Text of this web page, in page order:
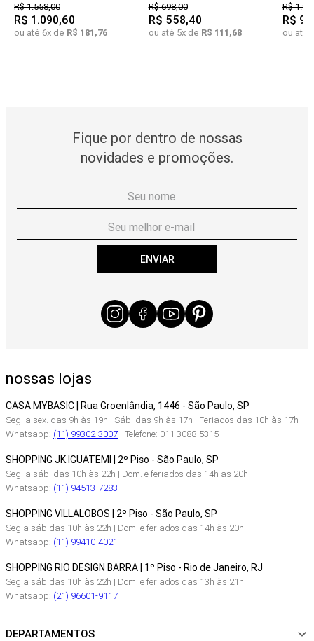
R$1.558,00
R$ 1 .090,60
ou até 6x de R$ 181,76
R$698,00
R$ 558,40
ou até 5x de R$ 111,68
R$1.
R$
ou até
Fique por dentro de nossas
novidades e promoções.
ENVIAR
nossas lojas
CASA MYBASIC | Rua Groenlândia, 1446 - São Paulo, SP
Seg. a sex. das 9h às 19h | Sáb. das 9h às 17h | Feriados das 10h às 17h
Whatsapp: (11) 99302-3007- Telefone: 011 3088-5315
SHOPPING JK IGUATEMI | 2º Piso - São Paulo, SP
Seg. a sáb. das 10h às 22h | Dom. e feriados das 14h as 20h
Whatsapp: (11) 94513-7283
SHOPPING VILLALOBOS | 2º Piso - São Paulo, SP
Seg a sáb das 10h às 22h | Dom. e feriados das 14h às 20h
Whatsapp: (11) 99410-4021
SHOPPING RIO DESIGN BARRA | 1º Piso - Rio de Janeiro, RJ
Seg a sáb das 10h às 22h | Dom. e feriados das 13h às 21h
Whatsapp: (21) 96601-9117
DEPARTAMENTOS